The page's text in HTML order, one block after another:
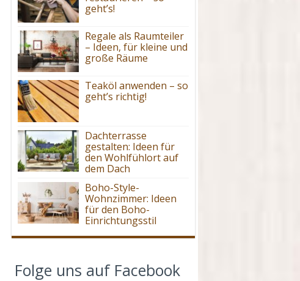
geht’s!
Regale als Raumteiler
– Ideen, für kleine und
große Räume
Teaköl anwenden – so
geht’s richtig!
Dachterrasse
gestalten: Ideen für
den Wohlfühlort auf
dem Dach
Boho-Style-
Wohnzimmer: Ideen
für den Boho-
Einrichtungsstil
Folge uns auf Facebook